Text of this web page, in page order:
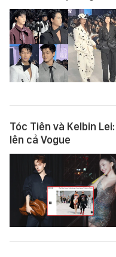
Tóc Tiên và Kelbin
lên cả Vogue